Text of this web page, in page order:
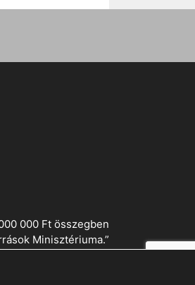
000 Ft összegben
Minisztériuma.”